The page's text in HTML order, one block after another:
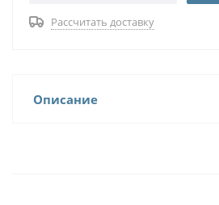
Рассчитать доставку
Описание